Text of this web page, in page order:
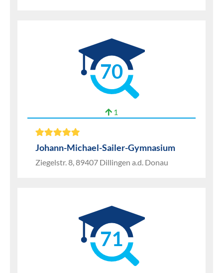
70
1
Johann-Michael-Sailer-Gymnasium
Ziegelstr. 8, 89407 Dillingen a.d. Donau
71